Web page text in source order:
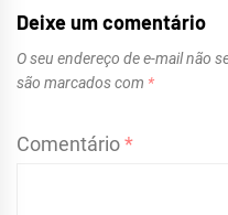
Deixe um comentário
O seu endereço de e-mail não
são marcados com *
Comentário*